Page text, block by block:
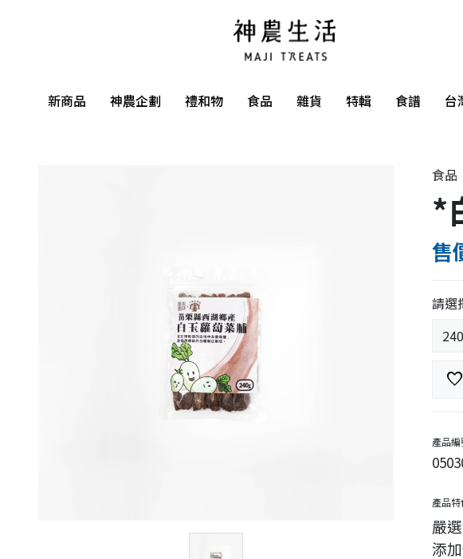
新商品 神農企劃 禮和物 食品 雜貨 特輯 食譜
台
食品
*
售
請選
產品編
產品特
嚴
添